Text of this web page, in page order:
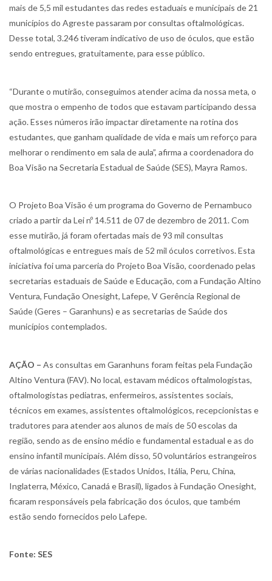
mais de 5,5 mil estudantes das redes estaduais e municipais de 21
municípios do Agreste passaram por consultas oftalmológicas.
Desse total, 3.246 tiveram indicativo de uso de óculos, que estão
sendo entregues, gratuitamente, para esse público.
“Durante o mutirão, conseguimos atender acima da nossa meta, o
que mostra o empenho de todos que estavam participando dessa
ação. Esses números irão impactar diretamente na rotina dos
estudantes, que ganham qualidade de vida e mais um reforço para
melhorar o rendimento em sala de aula”, afirma a coordenadora do
Boa Visão na Secretaria Estadual de Saúde (SES), Mayra Ramos.
O Projeto Boa Visão é um programa do Governo de Pernambuco
criado a partir da Lei nº 14.511 de 07 de dezembro de 2011. Com
esse mutirão, já foram ofertadas mais de 93 mil consultas
oftalmológicas e entregues mais de 52 mil óculos corretivos. Esta
iniciativa foi uma parceria do Projeto Boa Visão, coordenado pelas
secretarias estaduais de Saúde e Educação, com a Fundação Altino
Ventura, Fundação Onesight, Lafepe, V Gerência Regional de
Saúde (Geres – Garanhuns) e as secretarias de Saúde dos
municípios contemplados.
AÇÃO – As consultas em Garanhuns foram feitas pela Fundação
Altino Ventura (FAV). No local, estavam médicos oftalmologistas,
oftalmologistas pediatras, enfermeiros, assistentes sociais,
técnicos em exames, assistentes oftalmológicos, recepcionistas e
tradutores para atender aos alunos de mais de 50 escolas da
região, sendo as de ensino médio e fundamental estadual e as do
ensino infantil municipais. Além disso, 50 voluntários estrangeiros
de várias nacionalidades (Estados Unidos, Itália, Peru, China,
Inglaterra, México, Canadá e Brasil), ligados à Fundação Onesight,
ficaram responsáveis pela fabricação dos óculos, que também
estão sendo fornecidos pelo Lafepe.
Fonte: SES